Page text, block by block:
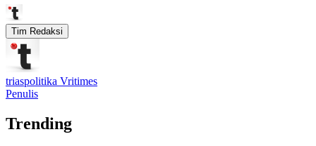
Tim Redaksi
triaspolitika Vritimes
Penulis
Trending